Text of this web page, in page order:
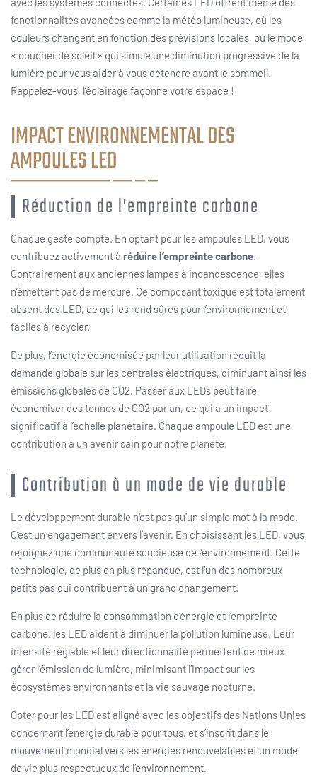
fonctionnalités avancées comme la météo lumineuse, où les
couleurs changent en fonction des prévisions locales, ou le mode
« coucher de soleil » qui simule une diminution progressive de la
lumière pour vous aider à vous détendre avant le sommeil.
Rappelez-vous, l’éclairage façonne votre espace !
IMPACT ENVIRONNEMENTAL DES
AMPOULES LED
Réduction de l’empreinte carbone
Chaque geste compte. En optant pour les ampoules LED, vous
contribuez activement à réduire l’empreinte carbone.
Contrairement aux anciennes lampes à incandescence, elles
n’émettent pas de mercure. Ce composant toxique est totalement
absent des LED, ce qui les rend sûres pour l’environnement et
faciles à recycler.
De plus, l’énergie économisée par leur utilisation réduit la
demande globale sur les centrales électriques, diminuant ainsi les
émissions globales de CO2. Passer aux LEDs peut faire
économiser des tonnes de CO2 par an, ce qui a un impact
significatif à l’échelle planétaire. Chaque ampoule LED est une
contribution à un avenir sain pour notre planète.
Contribution à un mode de vie durable
Le développement durable n’est pas qu’un simple mot à la mode.
C’est un engagement envers l’avenir. En choisissant les LED, vous
rejoignez une communauté soucieuse de l’environnement. Cette
technologie, de plus en plus répandue, est l’un des nombreux
petits pas qui contribuent à un grand changement.
En plus de réduire la consommation d’énergie et l’empreinte
carbone, les LED aident à diminuer la pollution lumineuse. Leur
intensité réglable et leur directionnalité permettent de mieux
gérer l’émission de lumière, minimisant l’impact sur les
écosystèmes environnants et la vie sauvage nocturne.
Opter pour les LED est aligné avec les objectifs des Nations Unies
concernant l’énergie durable pour tous, et s’inscrit dans le
mouvement mondial vers les énergies renouvelables et un mode
de vie plus respectueux de l’environnement.